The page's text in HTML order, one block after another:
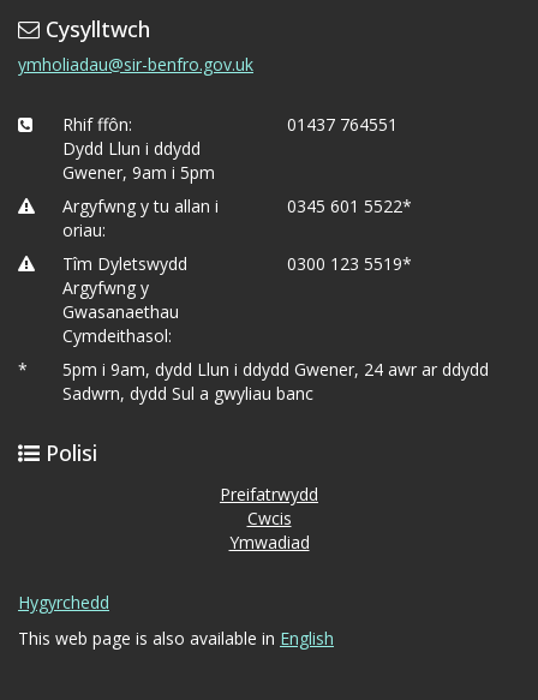
Cysylltwch
ymholiadau@sir-benfro.gov.uk
Rhif ffôn:
Dydd Llun i ddydd
Gwener, 9am i 5pm
01437 764551
Argyfwng y tu allan i
oriau:
0345 601 5522*
Tîm Dyletswydd
Argyfwng y
Gwasanaethau
Cymdeithasol:
0300 123 5519*
*
5pm i 9am, dydd Llun i ddydd Gwener, 24 awr ar ddydd
Sadwrn, dydd Sul a gwyliau banc
Polisi
Preifatrwydd
Cwcis
Ymwadiad
Hygyrchedd
This web page is also available in English